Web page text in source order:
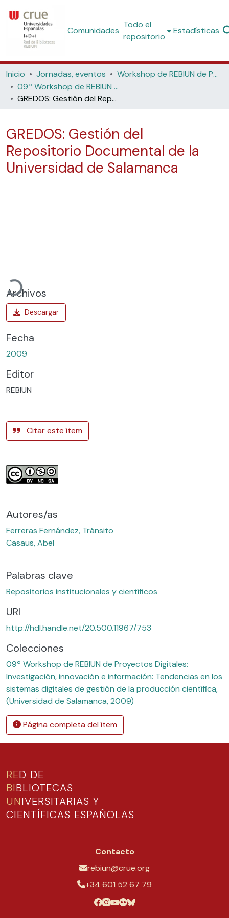
Comunidades
Todo el
repositorio
Estadísticas
Inicio Jornadas, eventos
Workshop de REBIUN de Proyectos Digitales
09º Workshop de REBIUN de Proyectos Digitales: Investigación, innovación e información: Tendencias en los sistemas digitales de gestión de la producción científica, (Universidad de Salamanca, 2009)
GREDOS: Gestión del Repositorio Documental de la Universidad de Salamanca
GREDOS: Gestión del
Repositorio Documental de la
Universidad de Salamanca
Cargando...
Archivos
Fecha
2009
Editor
REBIUN
Citar este ítem
Autores/as
Ferreras Fernández, Tránsito
Casaus, Abel
Palabras clave
Repositorios institucionales y científicos
URI
http://hdl.handle.net/20.500.11967/753
Colecciones
09º Workshop de REBIUN de Proyectos Digitales:
Investigación, innovación e información: Tendencias en los
sistemas digitales de gestión de la producción científica,
(Universidad de Salamanca, 2009)
Página completa del ítem
RED DE
BIBLIOTECAS
UNIVERSITARIAS Y
CIENTÍFICAS ESPAÑOLAS
Contacto
rebiun@crue.org
+34 601 52 67 79